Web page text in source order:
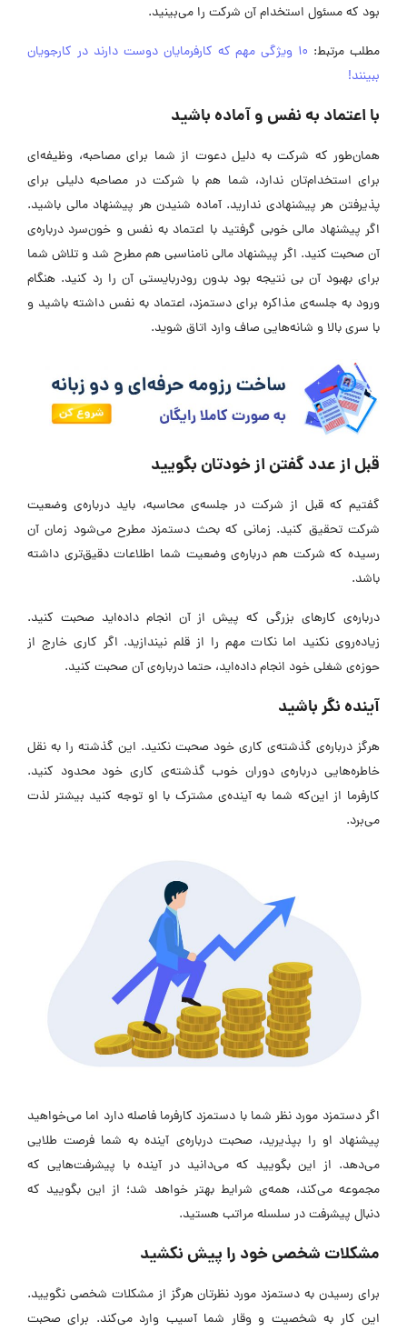
بود که مسئول استخدام آن شرکت را می‌بینید.
مطلب مرتبط:
۱۰ ویژگی مهم که کارفرمایان دوست دارند در کارجویان
ببینند!
با اعتماد به نفس و آماده باشید
همان‌طور که شرکت به دلیل دعوت از شما برای مصاحبه، وظیفه‌ای
برای استخدام‌تان ندارد، شما هم با شرکت در مصاحبه دلیلی برای
پذیرفتن هر پیشنهادی ندارید. آماده شنیدن هر پیشنهاد مالی باشید.
اگر پیشنهاد مالی خوبی گرفتید با اعتماد به نفس و خون‌سرد درباره‌ی
آن صحبت کنید. اگر پیشنهاد مالی نامناسبی هم مطرح شد و تلاش شما
برای بهبود آن بی نتیجه بود بدون رودربایستی آن را رد کنید. هنگام
ورود به جلسه‌‌ی مذاکره برای دستمزد، اعتماد به نفس داشته باشید و
با سری بالا و شانه‌هایی صاف وارد اتاق شوید.
قبل از عدد گفتن از خودتان بگویید
گفتیم که قبل از شرکت در جلسه‌ی محاسبه، باید درباره‌ی وضعیت
شرکت تحقیق کنید. زمانی که بحث دستمزد مطرح می‌شود زمان آن
رسیده که شرکت هم درباره‌ی وضعیت شما اطلاعات دقیق‌تری داشته
باشد.
درباره‌ی کارهای بزرگی که پیش از آن انجام داده‌اید صحبت کنید.
زیاده‌روی نکنید اما نکات مهم را از قلم نیندازید. اگر کاری خارج از
حوزه‌ی شغلی خود انجام داده‌اید، حتما درباره‌ی آن صحبت کنید.
آینده‌ نگر باشید
هرگز درباره‌ی گذشته‌ی کاری خود صحبت نکنید. این گذشته را به نقل
خاطره‌هایی درباره‌ی دوران خوب گذشته‌ی کاری خود محدود کنید.
کارفرما از این‌که شما به آینده‌ی مشترک با او توجه کنید بیشتر لذت
می‌برد.
اگر دستمزد مورد نظر شما با دستمزد کارفرما فاصله دارد اما می‌خواهید
پیشنهاد او را بپذیرید، صحبت درباره‌ی آینده به شما فرصت طلایی
می‌دهد. از این بگویید که می‌دانید در آینده با پیشرفت‌هایی که
مجموعه می‌کند، همه‌ی شرایط بهتر خواهد شد؛ از این بگویید که
دنبال پیشرفت در سلسله مراتب هستید.
مشکلات شخصی خود را پیش نکشید
برای رسیدن به دستمزد مورد نظرتان هرگز از مشکلات شخصی نگویید.
این کار به شخصیت و وقار شما آسیب وارد می‌کند. برای صحبت